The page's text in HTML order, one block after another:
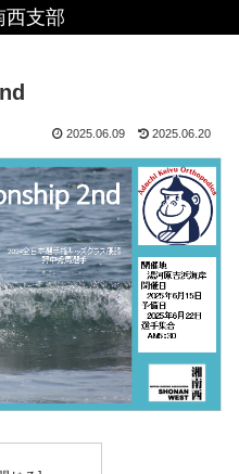
西支部
2025.06.09 2025.06.20